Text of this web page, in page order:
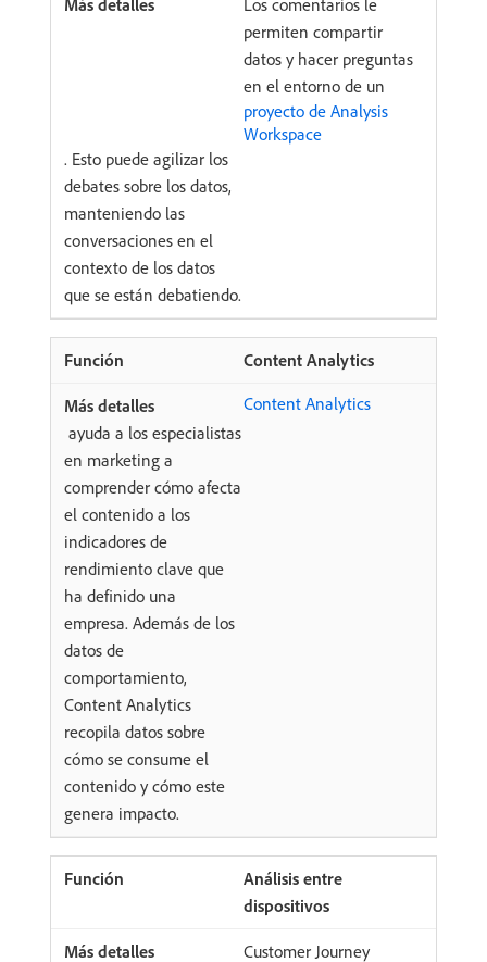
Los comentarios le
permiten compartir
datos y hacer preguntas
en el entorno de un
proyecto de Analysis
Workspace
. Esto puede agilizar los
debates sobre los datos,
manteniendo las
conversaciones en el
contexto de los datos
que se están debatiendo.
Content Analytics
Content Analytics
ayuda a los especialistas
en marketing a
comprender cómo afecta
el contenido a los
indicadores de
rendimiento clave que
ha definido una
empresa. Además de los
datos de
comportamiento,
Content Analytics
recopila datos sobre
cómo se consume el
contenido y cómo este
genera impacto.
Análisis entre
dispositivos
Customer Journey